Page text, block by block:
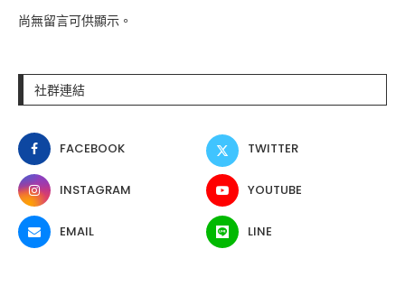
尚無留言可供顯示。
社群連結
FACEBOOK TWITTER
INSTAGRAM YOUTUBE
EMAIL LINE